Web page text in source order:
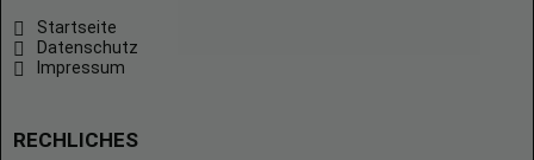
Startseite
Datenschutz
Impressum
RECHLICHES